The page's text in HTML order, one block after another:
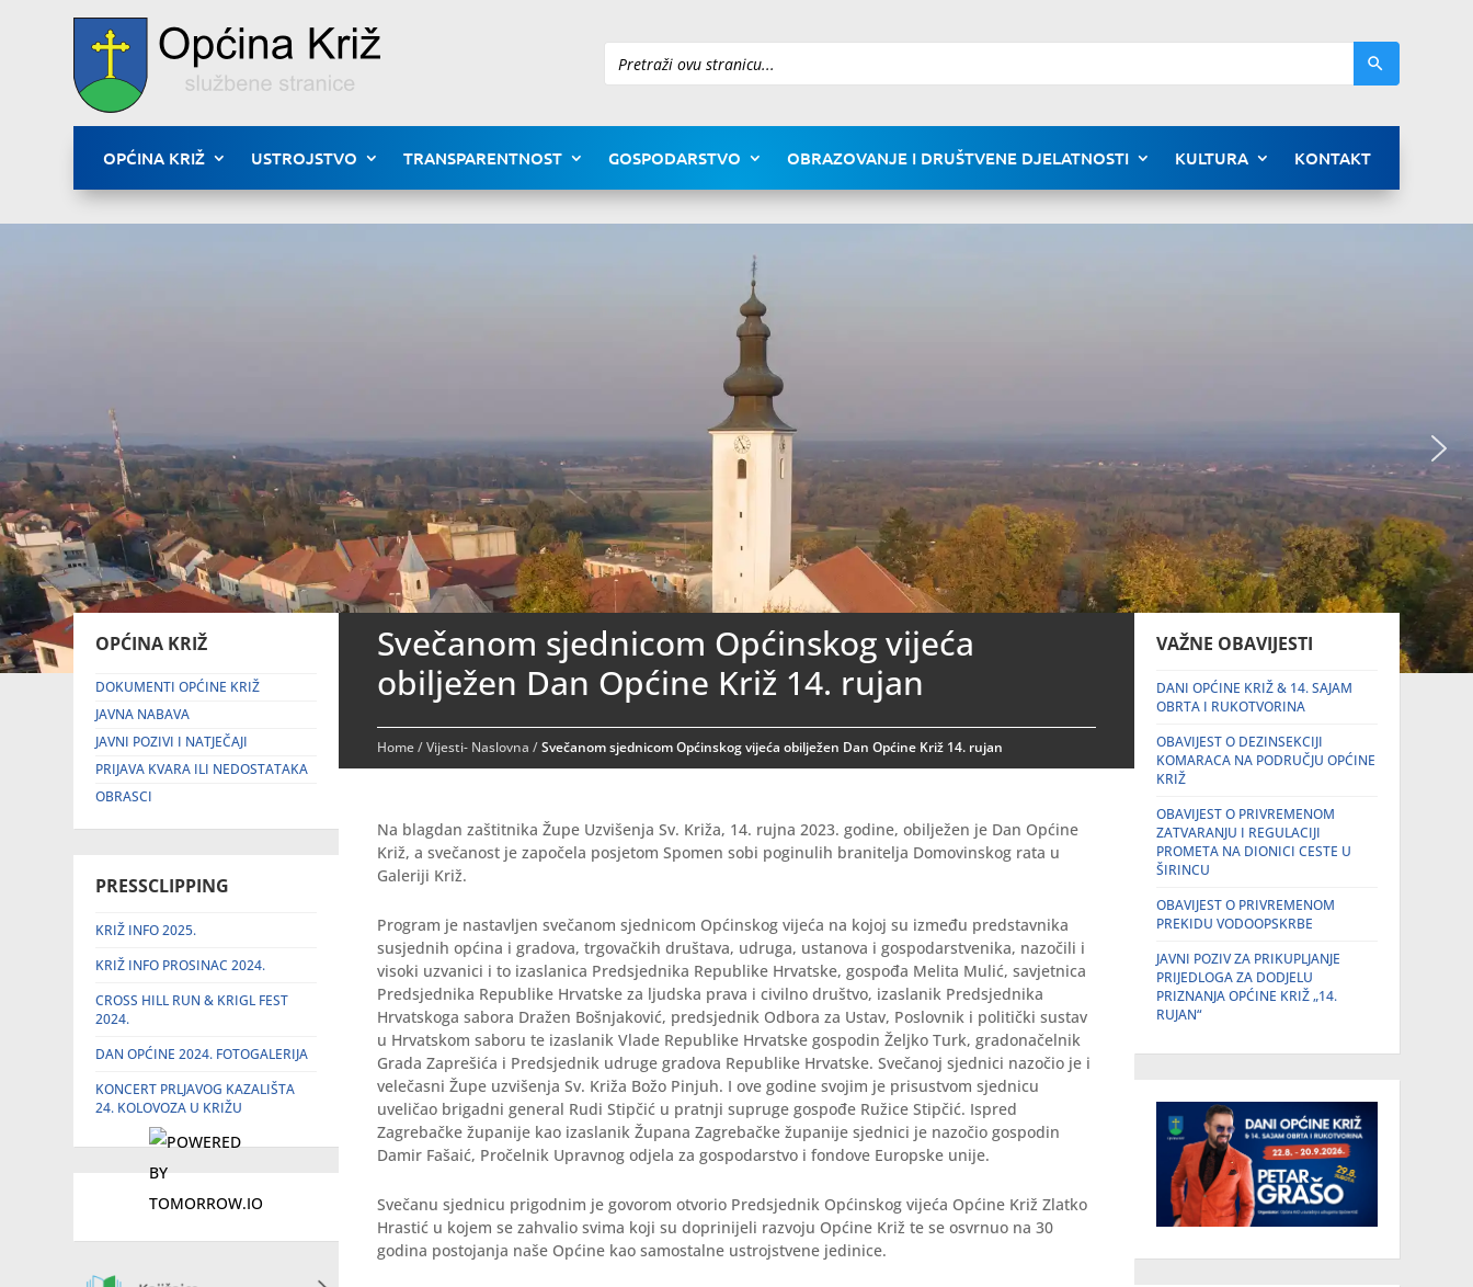
Pretraži
OPĆINA KRIŽ USTROJSTVO TRANSPARENTNOST GOSPODARSTVO OBRAZOVANJE I DRUŠTVENE DJELATNOSTI KULTURA KONTAKT
OPĆINA KRIŽ
DOKUMENTI OPĆINE KRIŽ
JAVNA NABAVA
JAVNI POZIVI I NATJEČAJI
PRIJAVA KVARA ILI NEDOSTATAKA
OBRASCI
PRESSCLIPPING
KRIŽ INFO 2025.
KRIŽ INFO PROSINAC 2024.
CROSS HILL RUN & KRIGL FEST
2024.
DAN OPĆINE 2024. FOTOGALERIJA
KONCERT PRLJAVOG KAZALIŠTA
24. KOLOVOZA U KRIŽU
Svečanom sjednicom Općinskog vijeća
obilježen Dan Općine Križ 14. rujan
Home/Vijesti- Naslovna /Svečanom sjednicom Općinskog vijeća obilježen Dan Općine Križ 14. rujan
Na blagdan zaštitnika Župe Uzvišenja Sv. Križa, 14. rujna 2023. godine, obilježen je Dan Općine
Križ, a svečanost je započela posjetom Spomen sobi poginulih branitelja Domovinskog rata u
Galeriji Križ.
Program je nastavljen svečanom sjednicom Općinskog vijeća na kojoj su između predstavnika
susjednih općina i gradova, trgovačkih društava, udruga, ustanova i gospodarstvenika, nazočili i
visoki uzvanici i to izaslanica Predsjednika Republike Hrvatske, gospođa Melita Mulić, savjetnica
Predsjednika Republike Hrvatske za ljudska prava i civilno društvo, izaslanik Predsjednika
Hrvatskoga sabora Dražen Bošnjaković, predsjednik Odbora za Ustav, Poslovnik i politički sustav
u Hrvatskom saboru te izaslanik Vlade Republike Hrvatske gospodin Željko Turk, gradonačelnik
Grada Zaprešića i Predsjednik udruge gradova Republike Hrvatske. Svečanoj sjednici nazočio je i
velečasni Župe uzvišenja Sv. Križa Božo Pinjuh. I ove godine svojim je prisustvom sjednicu
uveličao brigadni general Rudi Stipčić u pratnji supruge gospođe Ružice Stipčić. Ispred
Zagrebačke županije kao izaslanik Župana Zagrebačke županije sjednici je nazočio gospodin
Damir Fašaić, Pročelnik Upravnog odjela za gospodarstvo i fondove Europske unije.
Svečanu sjednicu prigodnim je govorom otvorio Predsjednik Općinskog vijeća Općine Križ Zlatko
Hrastić u kojem se zahvalio svima koji su doprinijeli razvoju Općine Križ te se osvrnuo na 30
godina postojanja naše Općine kao samostalne ustrojstvene jedinice.
VAŽNE OBAVIJESTI
DANI OPĆINE KRIŽ & 14. SAJAM
OBRTA I RUKOTVORINA
OBAVIJEST O DEZINSEKCIJI
KOMARACA NA PODRUČJU OPĆINE
KRIŽ
OBAVIJEST O PRIVREMENOM
ZATVARANJU I REGULACIJI
PROMETA NA DIONICI CESTE U
ŠIRINCU
OBAVIJEST O PRIVREMENOM
PREKIDU VODOOPSKRBE
JAVNI POZIV ZA PRIKUPLJANJE
PRIJEDLOGA ZA DODJELU
PRIZNANJA OPĆINE KRIŽ „14.
RUJAN“